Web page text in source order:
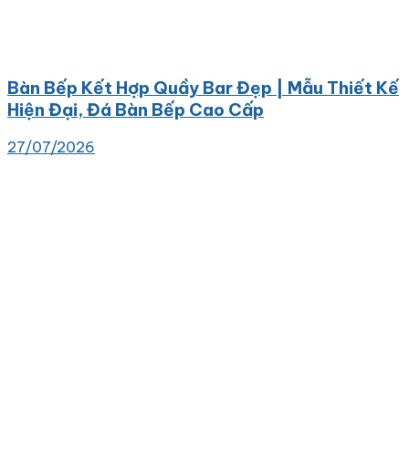
Bàn Bếp Kết Hợp Quầy Bar Đẹp | Mẫu Thiết Kế
Hiện Đại, Đá Bàn Bếp Cao Cấp
27/07/2026